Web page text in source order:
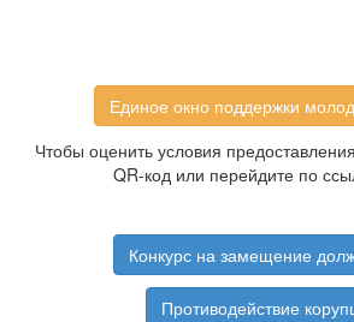
Единое окно поддержки
Чтобы оценить условия
QR-код или перейдите по
Конкурс на замещение
Противодействие